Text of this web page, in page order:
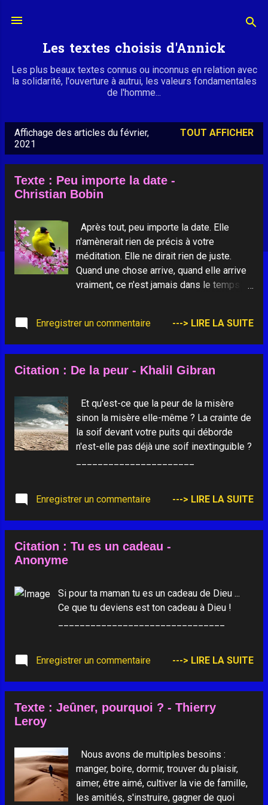
Les textes choisis d'Annick
Les plus beaux textes connus ou inconnus en relation avec
la solidarité, l'ouverture à autrui, les valeurs fondamentales
de l'homme...
r
Affichage des articles du février,
2021
TOUT AFFICHER
Texte : Peu importe la date -
Christian Bobin
Après tout, peu importe la date. Elle
n'amènerait rien de précis à votre
méditation. Elle ne dirait rien de juste.
Quand une chose arrive, quand elle arrive
vraiment, ce n'est jamais dans le temps
chance, ce n'est jamais dans le temps que
cela se passe. Il n'arrive jamais rien dans
le temps - que du temps.
Enregistrer un commentaire ---> LIRE LA SUITE
Citation : De la peur - Khalil Gibran
Et qu'est-ce que la peur de la misère
sinon la misère elle-même ? La crainte de
la soif devant votre puits qui déborde
n'est-elle pas déjà une soif inextinguible ?
Enregistrer un commentaire ---> LIRE LA SUITE
Citation : Tu es un cadeau -
Anonyme
Si pour ta maman tu es un cadeau de Dieu ...
Ce que tu deviens est ton cadeau à Dieu !
Enregistrer un commentaire ---> LIRE LA SUITE
Texte : Jeûner, pourquoi ? - Thierry
Leroy
Nous avons de multiples besoins :
manger, boire, dormir, trouver du plaisir,
aimer, être aimé, cultiver la vie de famille,
les amitiés, s'instruire, gagner de quoi